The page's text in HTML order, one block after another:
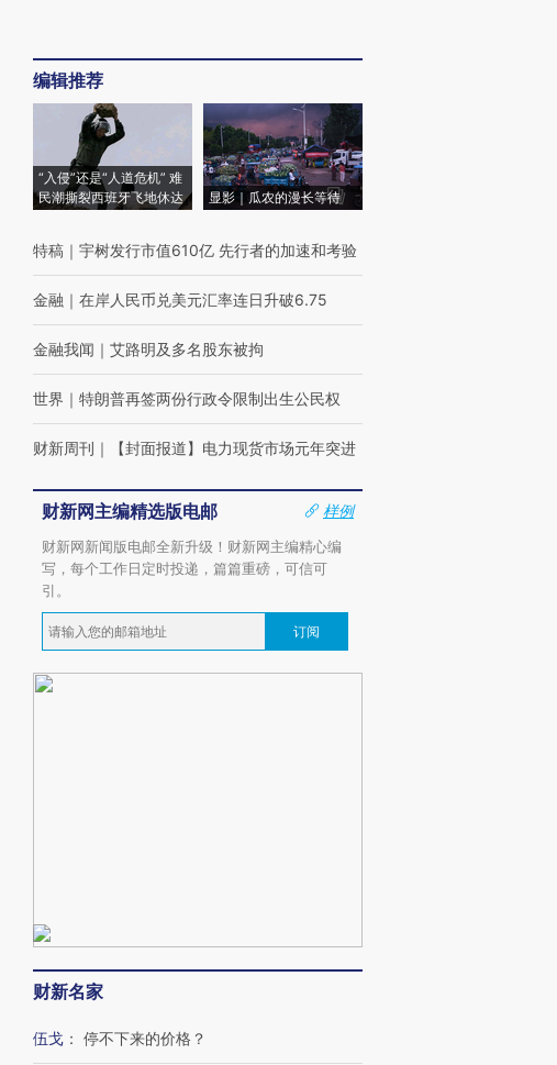
编辑推荐
“入侵”还是“人道危机” 难
民潮撕裂西班牙飞地休达
显影｜瓜农的漫长等待
特稿 ｜ 宇树发行市值610亿 先行者的加速和考验
金融 ｜ 在岸人民币兑美元汇率连日升破6.75
金融我闻 ｜ 艾路明及多名股东被拘
世界 ｜ 特朗普再签两份行政令限制出生公民权
财新周刊 ｜ 【封面报道】电力现货市场元年突进
财新网主编精选版电邮
样例
财新网新闻版电邮全新升级！财新网主编精心编
写，每个工作日定时投递，篇篇重磅，可信可
引。
订阅
财新名家
伍戈 ： 停不下来的价格？